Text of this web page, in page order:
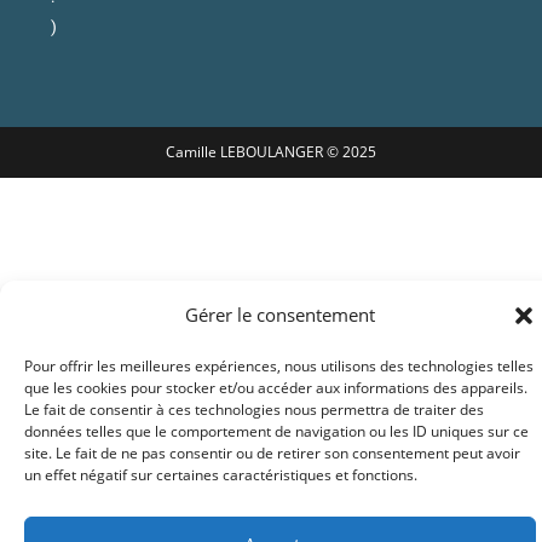
Gérer le consentement
Pour offrir les meilleures expériences, nous utilisons des technologies telles
que les cookies pour stocker et/ou accéder aux informations des appareils.
Le fait de consentir à ces technologies nous permettra de traiter des
données telles que le comportement de navigation ou les ID uniques sur ce
site. Le fait de ne pas consentir ou de retirer son consentement peut avoir
un effet négatif sur certaines caractéristiques et fonctions.
)
Camille LEBOULANGER © 2025